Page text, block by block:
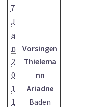
7
J
a
n
2
0
1
1
Vorsingen
Thielema
nn
Ariadne
Baden